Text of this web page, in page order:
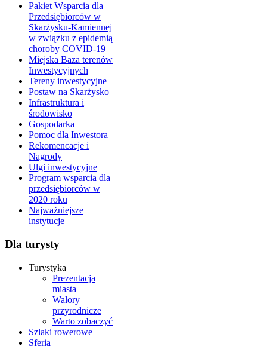
Pakiet Wsparcia dla
Przedsiębiorców w
Skarżysku-Kamiennej
w związku z epidemią
choroby COVID-19
Miejska Baza terenów
Inwestycyjnych
Tereny inwestycyjne
Postaw na Skarżysko
Infrastruktura i
środowisko
Gospodarka
Pomoc dla Inwestora
Rekomencacje i
Nagrody
Ulgi inwestycyjne
Program wsparcia dla
przedsiębiorców w
2020 roku
Najważniejsze
instytucje
Dla turysty
Turystyka
Prezentacja
miasta
Walory
przyrodnicze
Warto zobaczyć
Szlaki rowerowe
Sferia